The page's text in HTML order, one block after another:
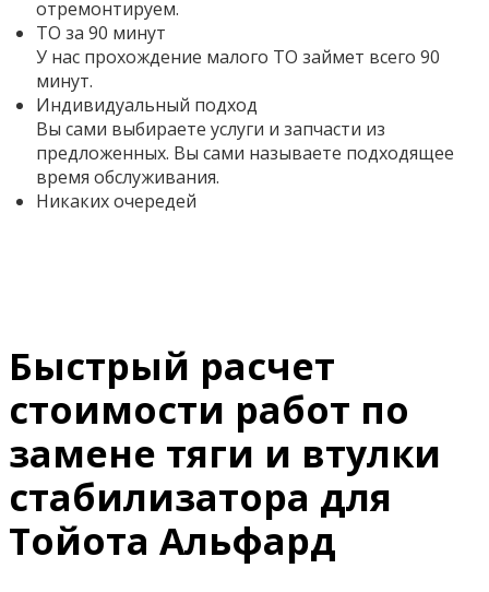
отремонтируем.
ТО за 90 минут
У нас прохождение малого ТО займет всего 90
минут.
Индивидуальный подход
Вы сами выбираете услуги и запчасти из
предложенных. Вы сами называете подходящее
время обслуживания.
Никаких очередей
Быстрый расчет
стоимости работ по
замене тяги и втулки
стабилизатора для
Тойота Альфард